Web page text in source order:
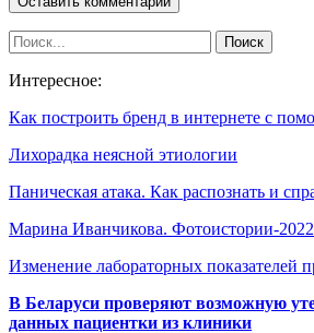
Интересное:
Как построить бренд в интернете с
Лихорадка неясной этиологии
Паническая атака. Как распознать и
Марина Иванчикова. Фотоистории-2022
Изменение лабораторных показателей
В Беларуси проверяют возможную
данных пациентки из клиники